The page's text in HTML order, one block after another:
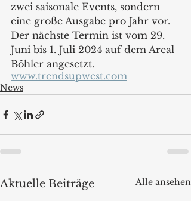
zwei saisonale Events, sondern
eine große Ausgabe pro Jahr vor.
Der nächste Termin ist vom 29.
Juni bis 1. Juli 2024 auf dem Areal
Böhler angesetzt.
www.trendsupwest.com
News
Aktuelle Beiträge Alle ansehen